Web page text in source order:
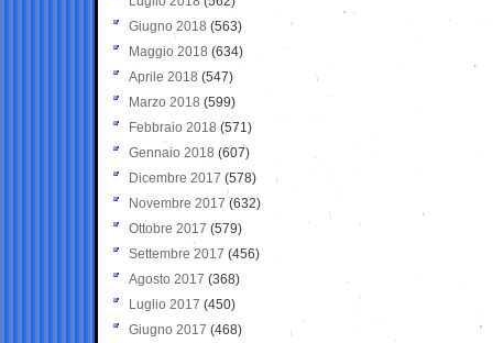
Giugno 2018 (563)
Maggio 2018 (634)
Aprile 2018 (547)
Marzo 2018 (599)
Febbraio 2018 (571)
Gennaio 2018 (607)
Dicembre 2017 (578)
Novembre 2017 (632)
Ottobre 2017 (579)
Settembre 2017 (456)
Agosto 2017 (368)
Luglio 2017 (450)
Giugno 2017 (468)